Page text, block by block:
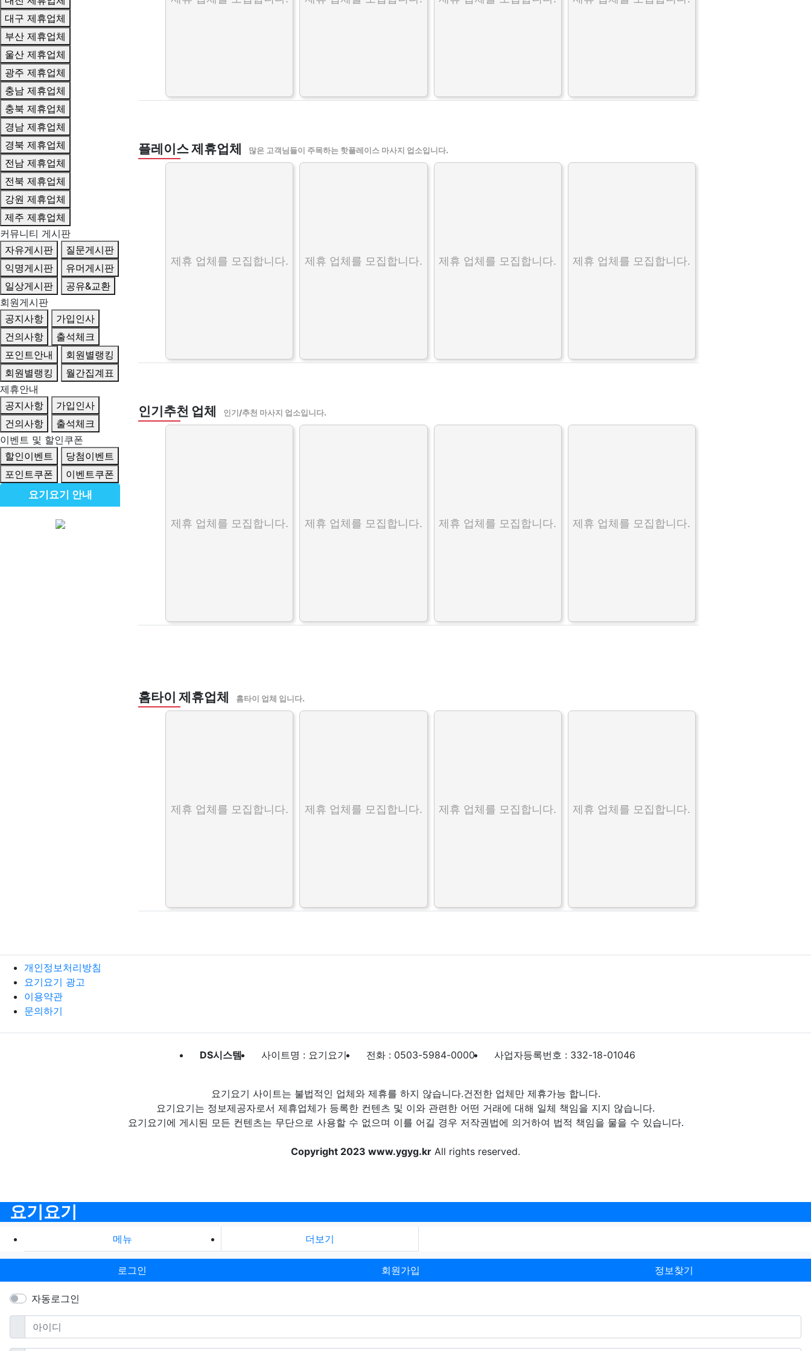
플레이스 제휴업체 많은 고객님들이 주목하는 핫플레이스 마사지 업소입니다.
제휴 업체를 모집합니다. 제휴 업체를 모집합니다. 제휴 업체를 모집합니다. 제휴 업체를 모집합니다.
인기추천 업체 인기/추천 마사지 업소입니다.
제휴 업체를 모집합니다. 제휴 업체를 모집합니다. 제휴 업체를 모집합니다. 제휴 업체를 모집합니다.
홈타이 제휴업체 홈타이 업체 입니다.
제휴 업체를 모집합니다. 제휴 업체를 모집합니다. 제휴 업체를 모집합니다. 제휴 업체를 모집합니다.
대구 제휴업체
부산 제휴업체
울산 제휴업체
광주 제휴업체
충남 제휴업체
충북 제휴업체
경남 제휴업체
경북 제휴업체
전남 제휴업체
전북 제휴업체
강원 제휴업체
제주 제휴업체
커뮤니티 게시판
자유게시판
질문게시판
익명게시판
유머게시판
일상게시판
공유&교환
회원게시판
공지사항
가입인사
건의사항
출석체크
포인트안내
회원별랭킹
회원별랭킹
월간집계표
제휴안내
공지사항
가입인사
건의사항
출석체크
이벤트 및 할인쿠폰
할인이벤트
당첨이벤트
포인트쿠폰
이벤트쿠폰
요기요기 안내
개인정보처리방침
요기요기 광고
이용약관
문의하기
DS시스템 사이트명 : 요기요기 전화 : 0503-5984-0000 사업자등록번호 : 332-18-01046
요기요기 사이트는 불법적인 업체와 제휴를 하지 않습니다.건전한 업체만 제휴가능 합니다.
요기요기는 정보제공자로서 제휴업체가 등록한 컨텐츠 및 이와 관련한 어떤 거래에 대해 일체 책임을 지지 않습니다.
요기요기에 게시된 모든 컨텐츠는 무단으로 사용할 수 없으며 이를 어길 경우 저작권법에 의거하여 법적 책임을 물을 수 있습니다.
Copyright 2023 www.ygyg.kr All rights reserved.
요기요기
메뉴 더보기
로그인 회원가입 정보찾기
자동로그인
아이디필수